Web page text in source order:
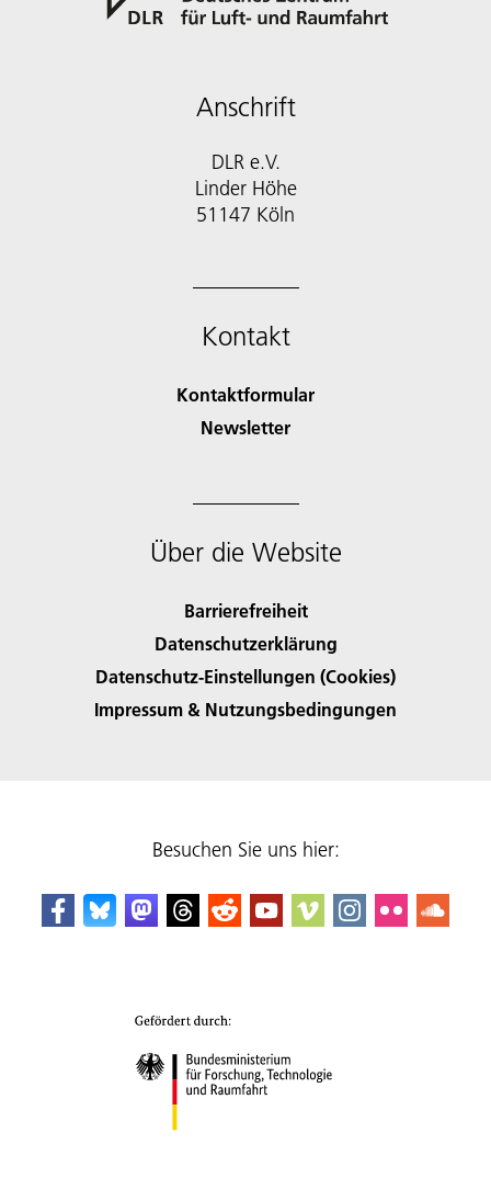
Anschrift
DLR e.V.
Linder Höhe
51147 Köln
Kontakt
Kontaktformular
Newsletter
Über die Website
Barrierefreiheit
Datenschutzerklärung
Datenschutz-Einstellungen (Cookies)
Impressum & Nutzungsbedingungen
Besuchen Sie uns hier: